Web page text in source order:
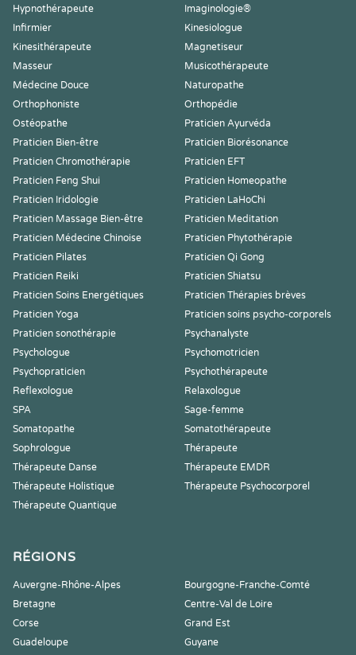
Hypnothérapeute
Imaginologie®
Infirmier
Kinesiologue
Kinesithérapeute
Magnetiseur
Masseur
Musicothérapeute
Médecine Douce
Naturopathe
Orthophoniste
Orthopédie
Ostéopathe
Praticien Ayurvéda
Praticien Bien-être
Praticien Biorésonance
Praticien Chromothérapie
Praticien EFT
Praticien Feng Shui
Praticien Homeopathe
Praticien Iridologie
Praticien LaHoChi
Praticien Massage Bien-être
Praticien Meditation
Praticien Médecine Chinoise
Praticien Phytothérapie
Praticien Pilates
Praticien Qi Gong
Praticien Reiki
Praticien Shiatsu
Praticien Soins Energétiques
Praticien Thérapies brèves
Praticien Yoga
Praticien soins psycho-corporels
Praticien sonothérapie
Psychanalyste
Psychologue
Psychomotricien
Psychopraticien
Psychothérapeute
Reflexologue
Relaxologue
SPA
Sage-femme
Somatopathe
Somatothérapeute
Sophrologue
Thérapeute
Thérapeute Danse
Thérapeute EMDR
Thérapeute Holistique
Thérapeute Psychocorporel
Thérapeute Quantique
RÉGIONS
Auvergne-Rhône-Alpes
Bourgogne-Franche-Comté
Bretagne
Centre-Val de Loire
Corse
Grand Est
Guadeloupe
Guyane